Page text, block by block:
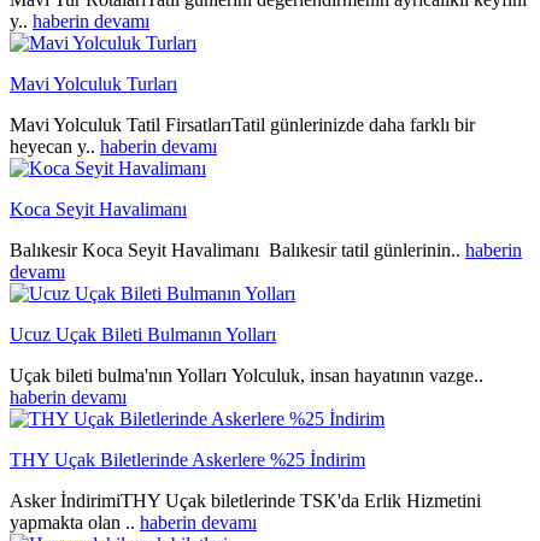
y.. haberin devamı
Mavi Yolculuk Turları
Mavi Yolculuk Tatil FirsatlarıTatil günlerinizde daha farklı bir
heyecan y.. haberin devamı
Koca Seyit Havalimanı
Balıkesir Koca Seyit Havalimanı Balıkesir tatil günlerinin.. haberin
devamı
Ucuz Uçak Bileti Bulmanın Yolları
Uçak bileti bulma'nın Yolları Yolculuk, insan hayatının vazge..
haberin devamı
THY Uçak Biletlerinde Askerlere %25 İndirim
Asker İndirimiTHY Uçak biletlerinde TSK'da Erlik Hizmetini
yapmakta olan .. haberin devamı